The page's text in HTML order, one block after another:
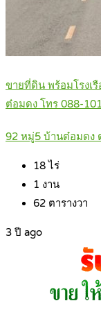
ขายที่ดิน พร้อมโรงเรื
ต๋อมดง โทร 088-
92 หมู่5 บ้านต๋อมดง
18ไร่
1 งาน
62 ตารางวา
3 ปี ago